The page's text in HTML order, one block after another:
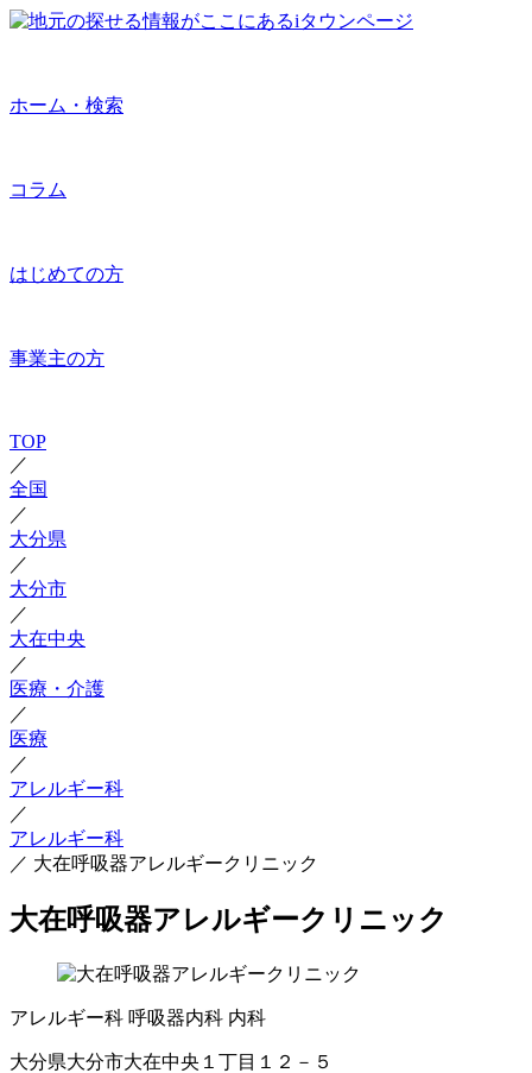
ホーム・検索
コラム
はじめての方
事業主の方
TOP
／
全国
／
大分県
／
大分市
／
大在中央
／
医療・介護
／
医療
／
アレルギー科
／
アレルギー科
／ 大在呼吸器アレルギークリニック
大在呼吸器アレルギークリニック
アレルギー科 呼吸器内科 内科
大分県大分市大在中央１丁目１２－５